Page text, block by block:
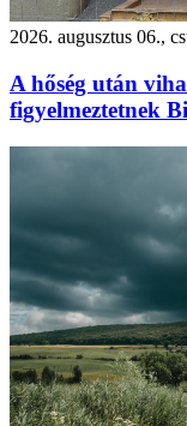
2026. augusztus 06.,
A hőség után
figyelmeztetnek